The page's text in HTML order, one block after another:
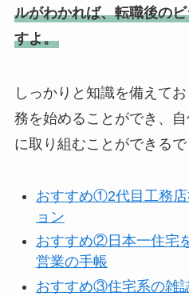
ルがわかれば、転職後の
すよ。
しっかりと知識を備えて
務を始めることができ、
に取り組むことができるで
おすすめ①2代目工務
ョン
おすすめ②日本一住宅
営業の手帳
おすすめ③住宅系の雑